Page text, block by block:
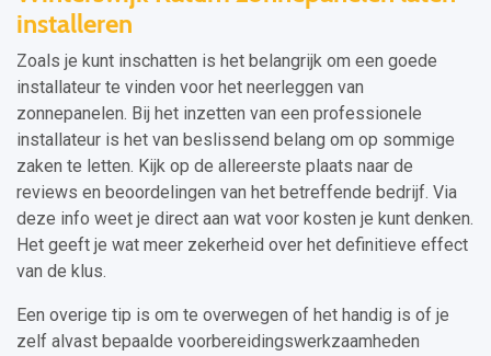
installeren
Zoals je kunt inschatten is het belangrijk om een goede
installateur te vinden voor het neerleggen van
zonnepanelen. Bij het inzetten van een professionele
installateur is het van beslissend belang om op sommige
zaken te letten. Kijk op de allereerste plaats naar de
reviews en beoordelingen van het betreffende bedrijf. Via
deze info weet je direct aan wat voor kosten je kunt denken.
Het geeft je wat meer zekerheid over het definitieve effect
van de klus.
Een overige tip is om te overwegen of het handig is of je
zelf alvast bepaalde voorbereidingswerkzaamheden